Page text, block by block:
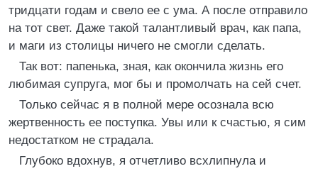
тридцати годам и свело ее с ума. А после отправило
на тот свет. Даже такой талантливый врач, как папа,
и маги из столицы ничего не смогли сделать.
Так вот: папенька, зная, как окончила жизнь его
любимая супруга, мог бы и промолчать на сей счет.
Только сейчас я в полной мере осознала всю
жертвенность ее поступка. Увы или к счастью, я сим
недостатком не страдала.
Глубоко вдохнув, я отчетливо всхлипнула и